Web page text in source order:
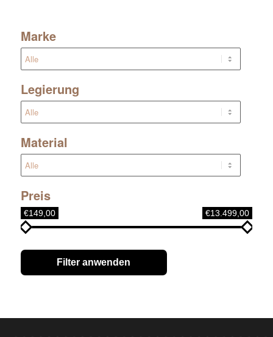
Marke
Legierung
Material
Preis
€149,00 €13.499,00
Filter anwenden